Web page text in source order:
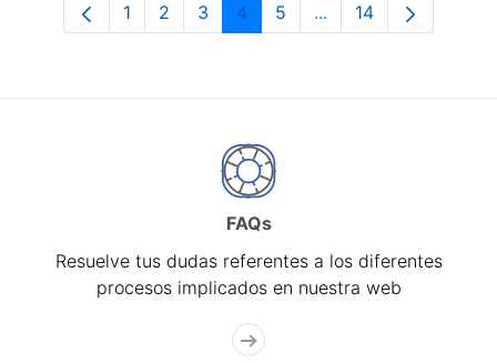
Página
1 Página
2 Página
3 Página
4 Página
5 ...Páginas intermedias
Página
14
FAQs
Resuelve tus dudas referentes a los diferentes
procesos implicados en nuestra web